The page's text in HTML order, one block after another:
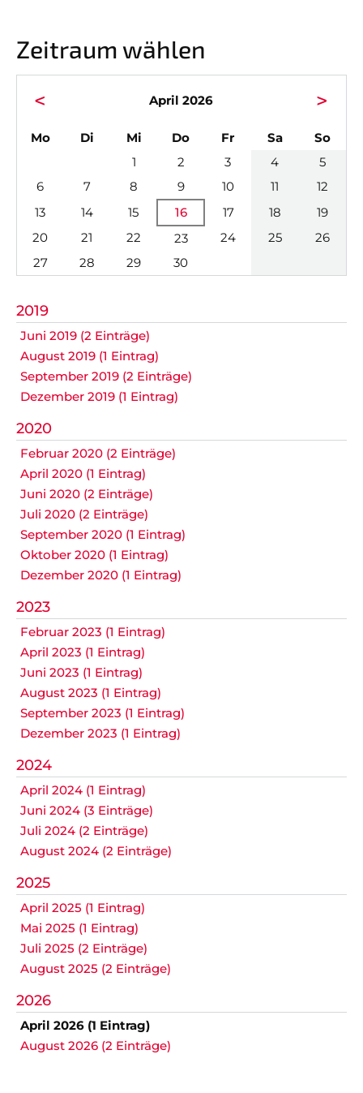
Zeitraum wählen
< April 2026 >
Montag Dienstag
Mittwoch
Donnerstag
Freitag SamstagSo
1
2 3 4
5
6
7 8 9 10 11
12
13
14 15 16 17 18
19
20
21 22 23 24 25
26
27
28 29 30
2019
Juni 2019 (2 Einträge)
August 2019 (1 Eintrag)
September 2019 (2 Einträge)
Dezember 2019 (1 Eintrag)
2020
Februar 2020 (2 Einträge)
April 2020 (1 Eintrag)
Juni 2020 (2 Einträge)
Juli 2020 (2 Einträge)
September 2020 (1 Eintrag)
Oktober 2020 (1 Eintrag)
Dezember 2020 (1 Eintrag)
2023
Februar 2023 (1 Eintrag)
April 2023 (1 Eintrag)
Juni 2023 (1 Eintrag)
August 2023 (1 Eintrag)
September 2023 (1 Eintrag)
Dezember 2023 (1 Eintrag)
2024
April 2024 (1 Eintrag)
Juni 2024 (3 Einträge)
Juli 2024 (2 Einträge)
August 2024 (2 Einträge)
2025
April 2025 (1 Eintrag)
Mai 2025 (1 Eintrag)
Juli 2025 (2 Einträge)
August 2025 (2 Einträge)
2026
April 2026 (1 Eintrag)
August 2026 (2 Einträge)
Bitte nehmen Sie Kontakt mit uns auf. Wir helfen
post@svo.germaringen.de
Navigation